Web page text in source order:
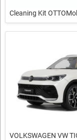
Cleaning Kit
VOLKSWAGEN VW